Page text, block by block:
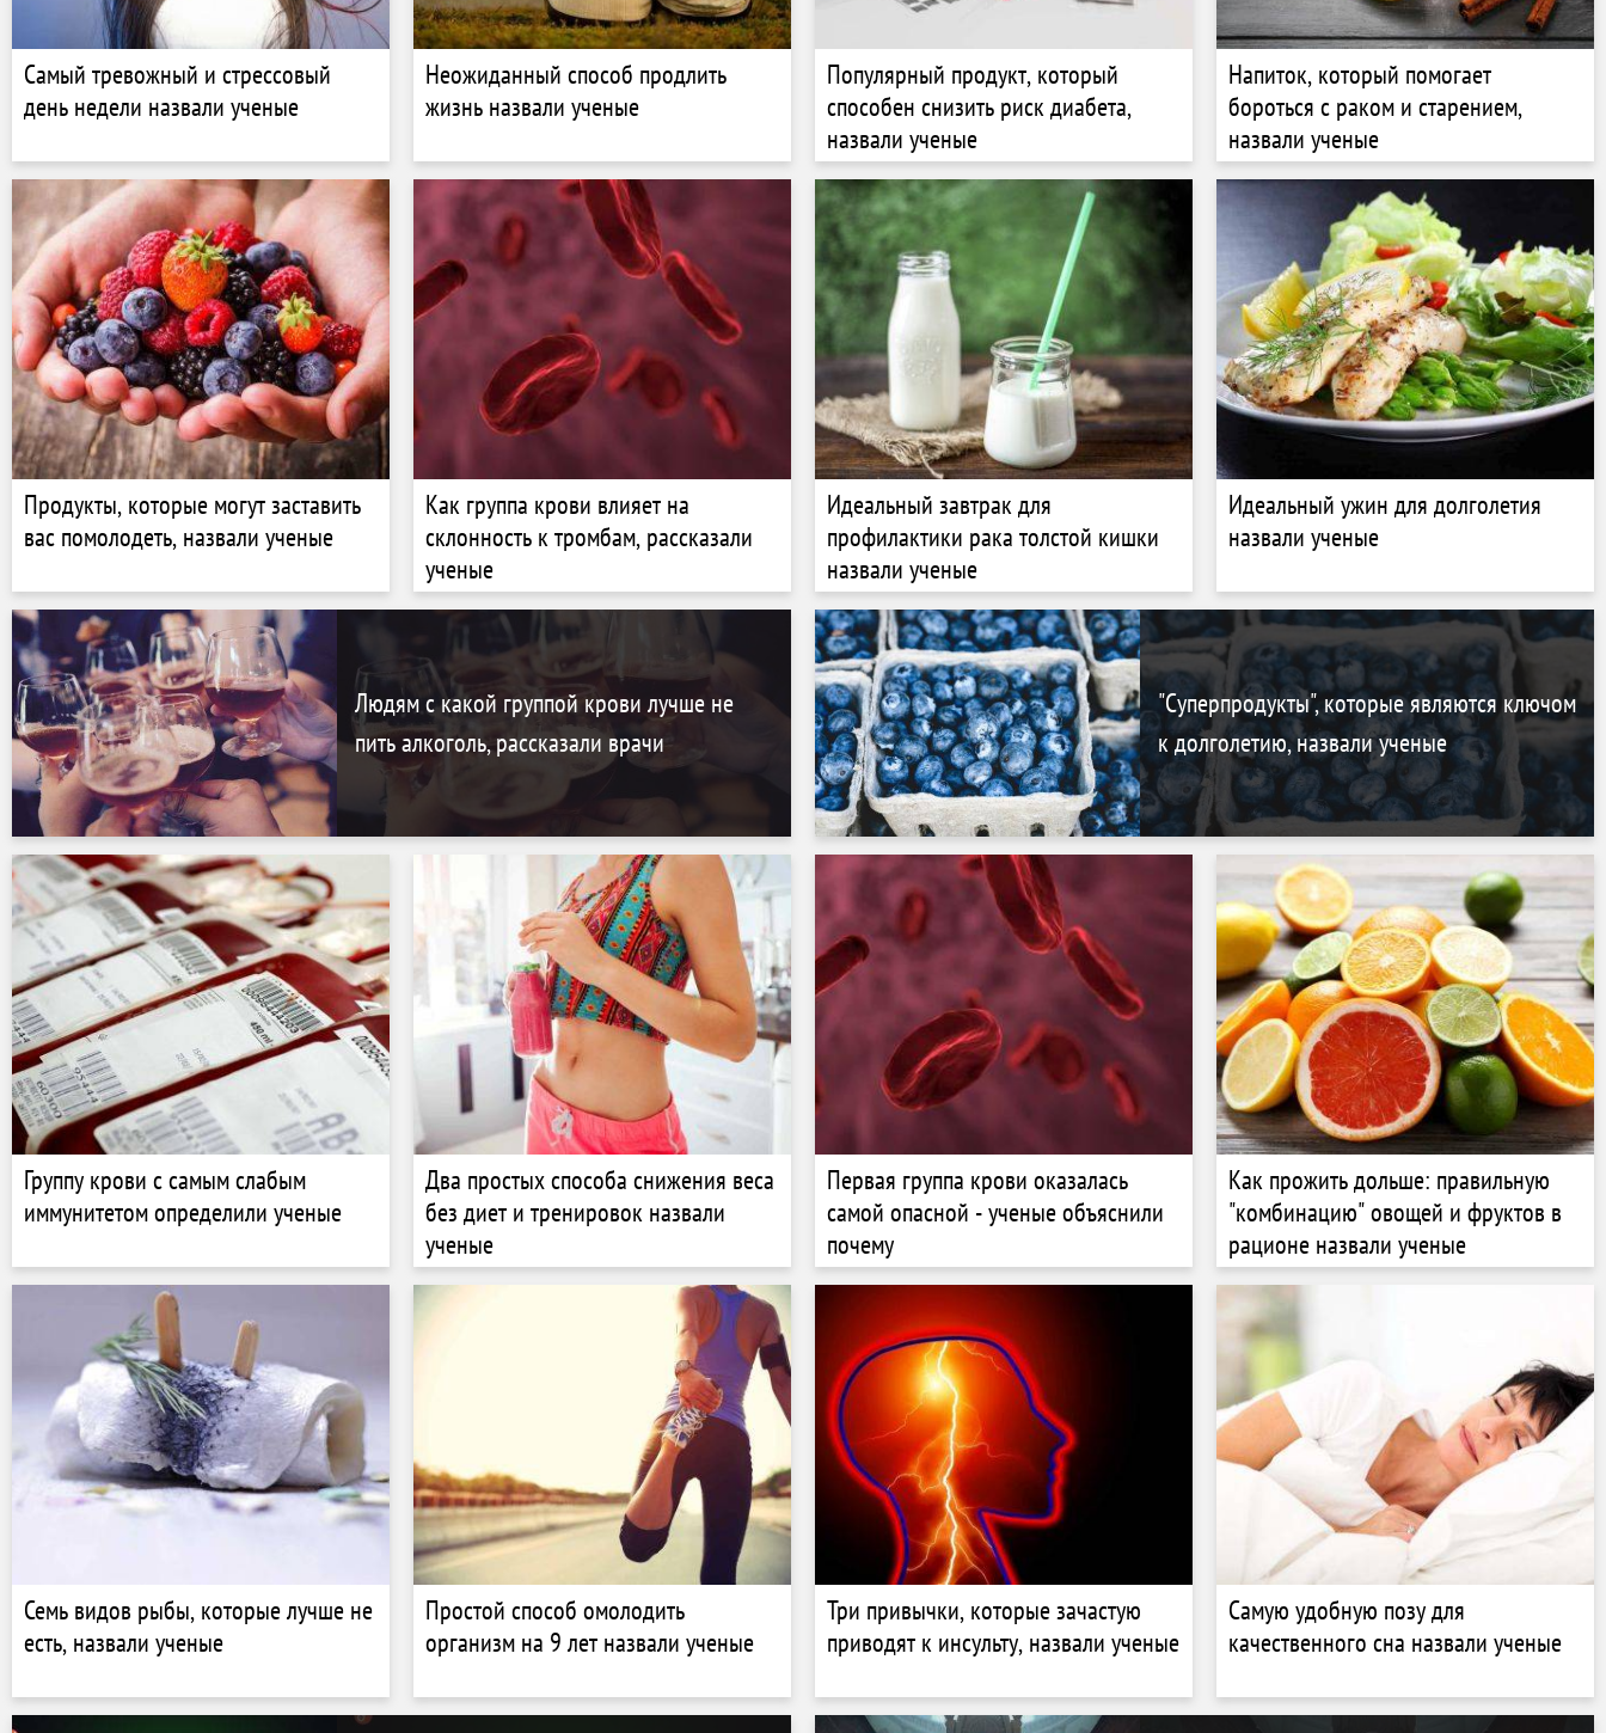
Самый тревожный и стрессовый
день недели назвали ученые
Неожиданный способ продлить
жизнь назвали ученые
Популярный продукт, который
способен снизить риск диабета,
назвали ученые
Напиток, который помогает
бороться с раком и старением,
назвали ученые
Продукты, которые могут заставить
вас помолодеть, назвали ученые
Как группа крови влияет на
склонность к тромбам, рассказали
ученые
Идеальный завтрак для
профилактики рака толстой кишки
назвали ученые
Идеальный ужин для долголетия
назвали ученые
Людям с какой группой крови лучше не
пить алкоголь, рассказали врачи
"Суперпродукты", которые являются ключом
к долголетию, назвали ученые
Группу крови с самым слабым
иммунитетом определили ученые
Два простых способа снижения веса
без диет и тренировок назвали
ученые
Первая группа крови оказалась
самой опасной - ученые объяснили
почему
Как прожить дольше: правильную
"комбинацию" овощей и фруктов в
рационе назвали ученые
Семь видов рыбы, которые лучше не
есть, назвали ученые
Простой способ омолодить
организм на 9 лет назвали ученые
Три привычки, которые зачастую
приводят к инсульту, назвали ученые
Самую удобную позу для
качественного сна назвали ученые